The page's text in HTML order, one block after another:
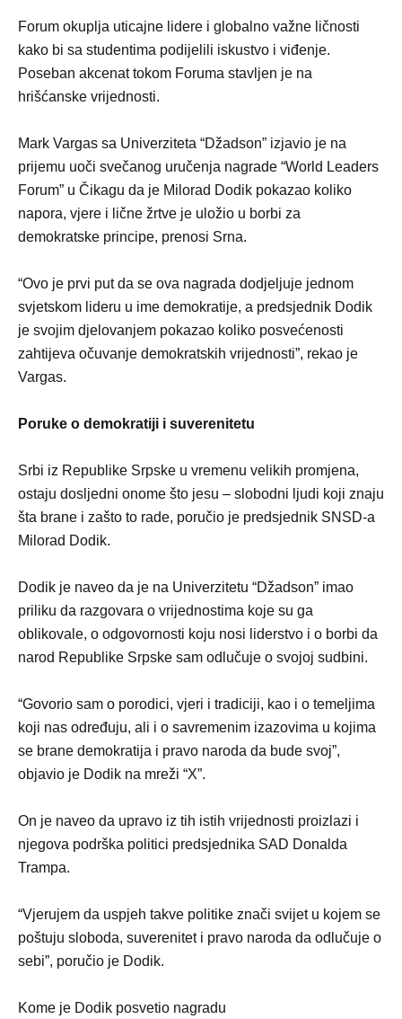
Forum okuplja uticajne lidere i globalno važne ličnosti
kako bi sa studentima podijelili iskustvo i viđenje.
Poseban akcenat tokom Foruma stavljen je na
hrišćanske vrijednosti.
Mark Vargas sa Univerziteta “Džadson” izjavio je na
prijemu uoči svečanog uručenja nagrade “World Leaders
Forum” u Čikagu da je Milorad Dodik pokazao koliko
napora, vjere i lične žrtve je uložio u borbi za
demokratske principe, prenosi Srna.
“Ovo je prvi put da se ova nagrada dodjeljuje jednom
svjetskom lideru u ime demokratije, a predsjednik Dodik
je svojim djelovanjem pokazao koliko posvećenosti
zahtijeva očuvanje demokratskih vrijednosti”, rekao je
Vargas.
Poruke o demokratiji i suverenitetu
Srbi iz Republike Srpske u vremenu velikih promjena,
ostaju dosljedni onome što jesu – slobodni ljudi koji znaju
šta brane i zašto to rade, poručio je predsjednik SNSD-a
Milorad Dodik.
Dodik je naveo da je na Univerzitetu “Džadson” imao
priliku da razgovara o vrijednostima koje su ga
oblikovale, o odgovornosti koju nosi liderstvo i o borbi da
narod Republike Srpske sam odlučuje o svojoj sudbini.
“Govorio sam o porodici, vjeri i tradiciji, kao i o temeljima
koji nas određuju, ali i o savremenim izazovima u kojima
se brane demokratija i pravo naroda da bude svoj”,
objavio je Dodik na mreži “X”.
On je naveo da upravo iz tih istih vrijednosti proizlazi i
njegova podrška politici predsjednika SAD Donalda
Trampa.
“Vjerujem da uspjeh takve politike znači svijet u kojem se
poštuju sloboda, suverenitet i pravo naroda da odlučuje o
sebi”, poručio je Dodik.
Kome je Dodik posvetio nagradu